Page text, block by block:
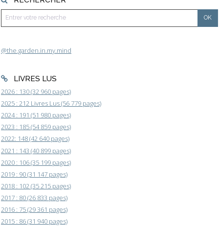
@the.garden.in.my.mind
LIVRES LUS
2026 : 130 (32 960 pages)
2025 : 212 Livres Lus (56 779 pages)
2024 : 191 (51 980 pages)
2023 : 185 (54 859 pages)
2022: 148 (42 640 pages)
2021 : 143 (40 899 pages)
2020 : 106 (35 199 pages)
2019 : 90 (31 147 pages)
2018 : 102 (35 215 pages)
2017 : 80 (26 833 pages)
2016 : 75 (29 361 pages)
2015 : 86 (31 940 pages)